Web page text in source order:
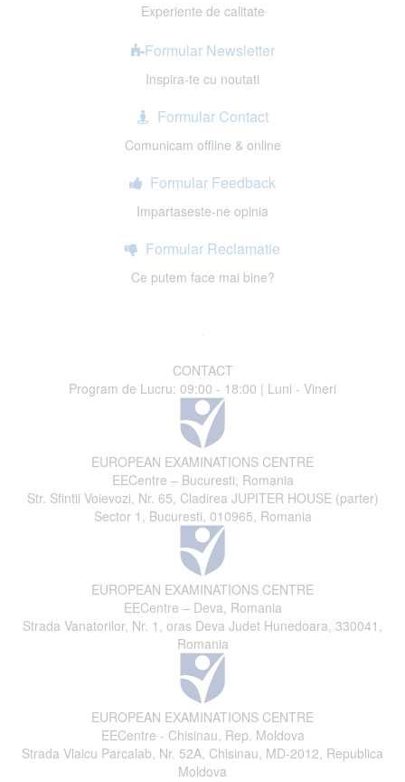
Experiente de calitate
Formular Newsletter
Inspira-te cu noutati
Formular Contact
Comunicam offline & online
Formular Feedback
Impartaseste-ne opinia
Formular Reclamatie
Ce putem face mai bine?
CONTACT
Program de Lucru: 09:00 - 18:00 | Luni - Vineri
EUROPEAN EXAMINATIONS CENTRE
EECentre – Bucuresti, Romania
Str. Sfintii Voievozi, Nr. 65, Cladirea JUPITER HOUSE (parter)
Sector 1, Bucuresti, 010965, Romania
EUROPEAN EXAMINATIONS CENTRE
EECentre – Deva, Romania
Strada Vanatorilor, Nr. 1, oras Deva Judet Hunedoara, 330041,
Romania
EUROPEAN EXAMINATIONS CENTRE
EECentre - Chisinau, Rep. Moldova
Strada Vlaicu Parcalab, Nr. 52A, Chisinau, MD-2012, Republica
Moldova